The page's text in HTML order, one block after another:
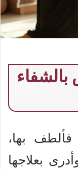
فألطف بها،
بعلاجها